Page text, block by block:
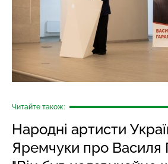
Читайте також:
Народні артисти
Яремчуки про Василя